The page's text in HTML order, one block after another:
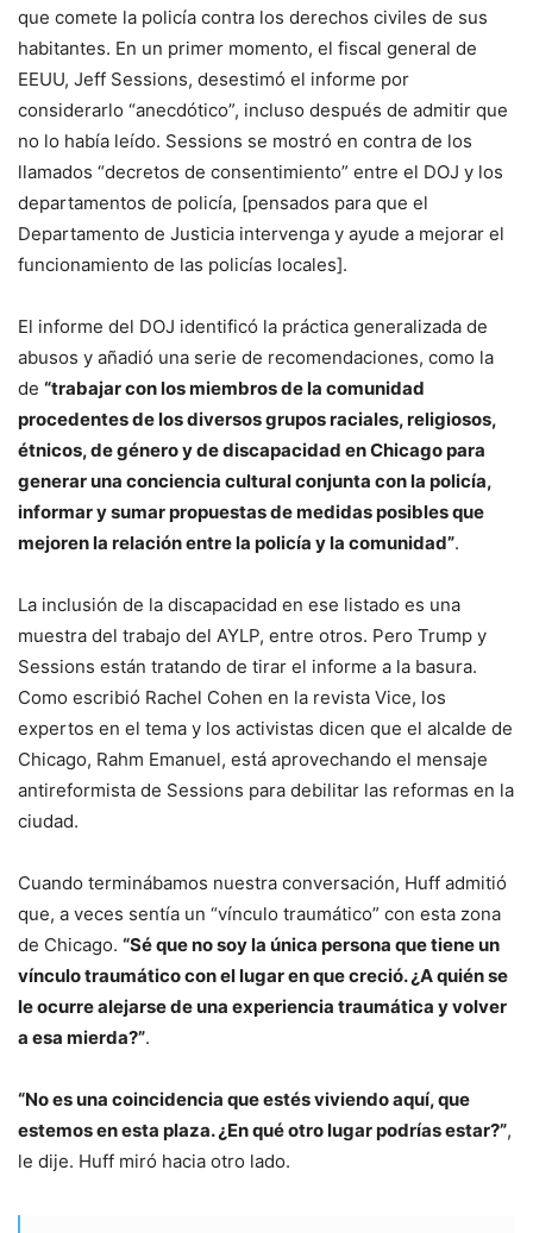
que comete la policía contra los derechos civiles de sus
habitantes. En un primer momento, el fiscal general de
EEUU, Jeff Sessions, desestimó el informe por
considerarlo “anecdótico”, incluso después de admitir que
no lo había leído. Sessions se mostró en contra de los
llamados “decretos de consentimiento” entre el DOJ y los
departamentos de policía, [pensados para que el
Departamento de Justicia intervenga y ayude a mejorar el
funcionamiento de las policías locales].
El informe del DOJ identificó la práctica generalizada de
abusos y añadió una serie de recomendaciones, como la
de “trabajar con los miembros de la comunidad
procedentes de los diversos grupos raciales, religiosos,
étnicos, de género y de discapacidad en Chicago para
generar una conciencia cultural conjunta con la policía,
informar y sumar propuestas de medidas posibles que
mejoren la relación entre la policía y la comunidad”.
La inclusión de la discapacidad en ese listado es una
muestra del trabajo del AYLP, entre otros. Pero Trump y
Sessions están tratando de tirar el informe a la basura.
Como escribió Rachel Cohen en la revista Vice, los
expertos en el tema y los activistas dicen que el alcalde de
Chicago, Rahm Emanuel, está aprovechando el mensaje
antireformista de Sessions para debilitar las reformas en la
ciudad.
Cuando terminábamos nuestra conversación, Huff admitió
que, a veces sentía un “vínculo traumático” con esta zona
de Chicago. “Sé que no soy la única persona que tiene un
vínculo traumático con el lugar en que creció. ¿A quién se
le ocurre alejarse de una experiencia traumática y volver
a esa mierda?”.
“No es una coincidencia que estés viviendo aquí, que
estemos en esta plaza. ¿En qué otro lugar podrías estar?”,
le dije. Huff miró hacia otro lado.